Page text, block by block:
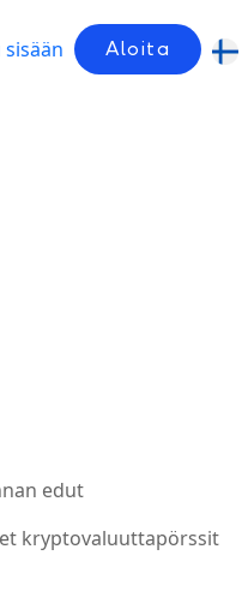
Aloita
edut
kryptovaluuttapörssit